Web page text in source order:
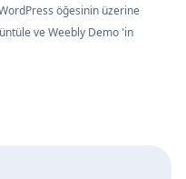
öğesinin üzerine
ve Weebly Demo 'in